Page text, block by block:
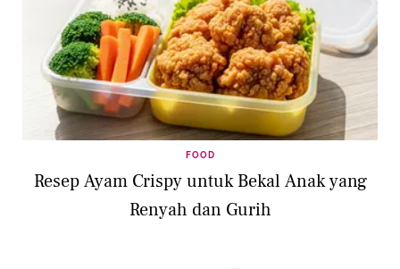
FOOD
Resep Ayam Crispy untuk Bekal Anak yang
Renyah dan Gurih